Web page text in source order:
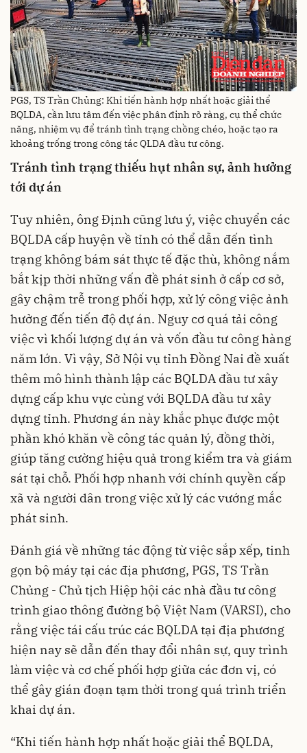
PGS, TS Trần Chủng: Khi tiến hành hợp nhất hoặc giải thể
BQLDA, cần lưu tâm đến việc phân định rõ ràng, cụ thể chức
năng, nhiệm vụ để tránh tình trạng chồng chéo, hoặc tạo ra
khoảng trống trong công tác QLDA đầu tư công.
Tránh tình trạng thiếu hụt nhân sự, ảnh hưởng
tới dự án
Tuy nhiên, ông Định cũng lưu ý, việc chuyển các
BQLDA cấp huyện về tỉnh có thể dẫn đến tình
trạng không bám sát thực tế đặc thù, không nắm
bắt kịp thời những vấn đề phát sinh ở cấp cơ sở,
gây chậm trễ trong phối hợp, xử lý công việc ảnh
hưởng đến tiến độ dự án. Nguy cơ quá tải công
việc vì khối lượng dự án và vốn đầu tư công hàng
năm lớn. Vì vậy, Sở Nội vụ tỉnh Đồng Nai đề xuất
thêm mô hình thành lập các BQLDA đầu tư xây
dựng cấp khu vực cùng với BQLDA đầu tư xây
dựng tỉnh. Phương án này khắc phục được một
phần khó khăn về công tác quản lý, đồng thời,
giúp tăng cường hiệu quả trong kiểm tra và giám
sát tại chỗ. Phối hợp nhanh với chính quyền cấp
xã và người dân trong việc xử lý các vướng mắc
phát sinh.
Đánh giá về những tác động từ việc sắp xếp, tinh
gọn bộ máy tại các địa phương, PGS, TS Trần
Chủng - Chủ tịch Hiệp hội các nhà đầu tư công
trình giao thông đường bộ Việt Nam (VARSI), cho
rằng việc tái cấu trúc các BQLDA tại địa phương
hiện nay sẽ dẫn đến thay đổi nhân sự, quy trình
làm việc và cơ chế phối hợp giữa các đơn vị, có
thể gây gián đoạn tạm thời trong quá trình triển
khai dự án.
“Khi tiến hành hợp nhất hoặc giải thể BQLDA,